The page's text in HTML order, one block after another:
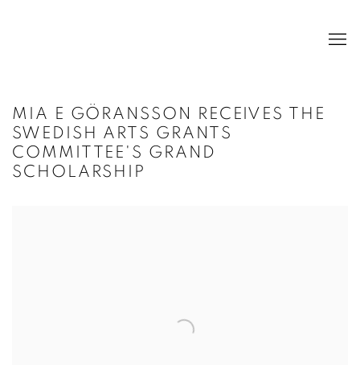
MIA E GÖRANSSON RECEIVES THE
SWEDISH ARTS GRANTS
COMMITTEE'S GRAND
SCHOLARSHIP